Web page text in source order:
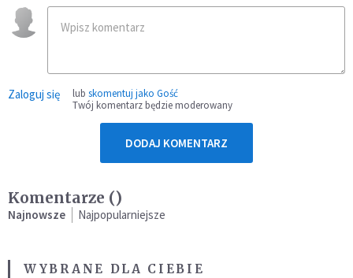
Zaloguj się lub skomentuj jako Gość
Twój komentarz będzie moderowany
DODAJ KOMENTARZ
Komentarze ()
Najnowsze Najpopularniejsze
WYBRANE DLA CIEBIE